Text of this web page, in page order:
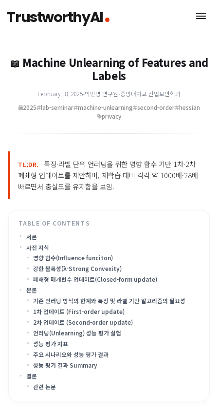
TrustworthyAI
📖 Machine Unlearning of Features
Labels
February 18, 2025 • 박민영 연구원 중앙대학교 산업보안학과
machine-unlearning
TL;DR.
특징·라벨 단위 언러닝을 위한 영향 함수 기반 1차·2차
서론
사전 지식
강한 볼록성(λ-Strong Convexity)
폐쇄형 매개변수 업데이트(Closed-form update)
본론
기존 언러닝 방식의 한계와 특징 및 라벨 기반 알고리즘의 필요성
1차 업데이트 (First-order update)
2차 업데이트 (Second-order update)
언러닝(Unlearning) 성능 평가 실험